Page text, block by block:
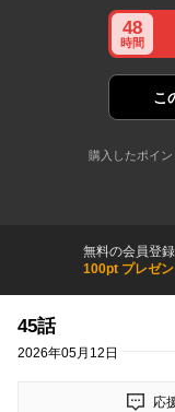
48
時間
こ
購入したポイン
無料の会員登
100pt プレゼン
45話
2026年05月12日
応